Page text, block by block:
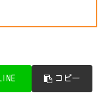
コピー